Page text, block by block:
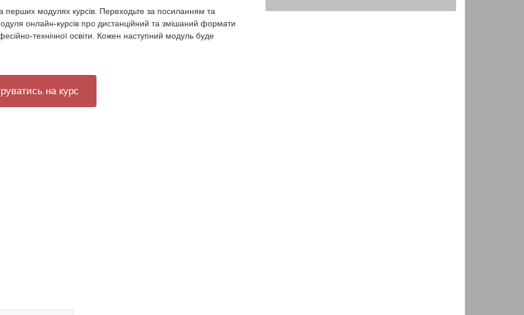
перших модулях курсів. Переходьте за посиланням та
онлайн-курсів про дистанційний та змішаний формати
технічної освіти. Кожен наступний модуль буде
на курс